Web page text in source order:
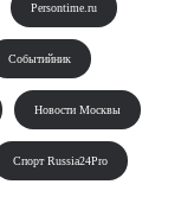
Persontime.ru
Событийник
Новости Москвы
Спорт Russia24Pro